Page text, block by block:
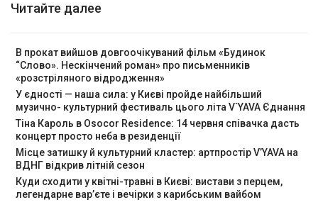
Читайте далее
В прокат вийшов довгоочікуваний фільм «Будинок
“Слово». Нескінчений роман» про письменників
«розстріляного відродження»
У єдності — наша сила: у Києві пройде найбільший
музично- культурний фестиваль цього літа V`YAVA Єднання
Тіна Кароль в Osocor Residence: 14 червня співачка дасть
концерт просто неба в резиденції
Місце затишку й культурний кластер: артпростір V’YAVA на
ВДНГ відкрив літній сезон
Куди сходити у квітні-травні в Києві: вистави з перцем,
легендарне вар’єте і вечірки з карибським вайбом